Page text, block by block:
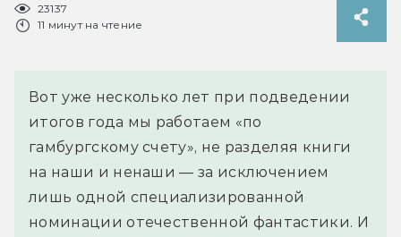
23137
11 минут на чтение
Вот уже несколько лет при подведении
итогов года мы работаем «по
гамбургскому счету», не разделяя книги
на наши и ненаши — за исключением
лишь одной специализированной
номинации отечественной фантастики. И